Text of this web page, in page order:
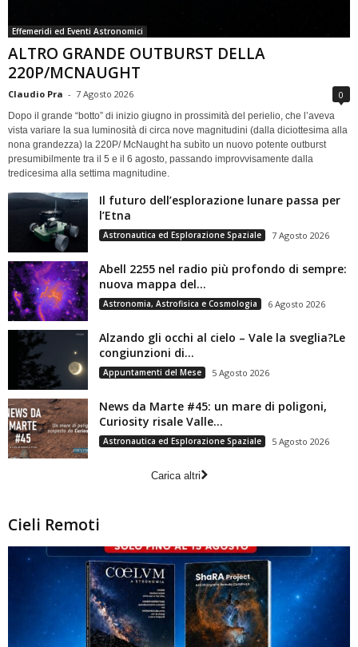
Effemeridi ed Eventi Astronomici
ALTRO GRANDE OUTBURST DELLA
220P/MCNAUGHT
Claudio Pra - 7 Agosto 2026 0
Dopo il grande “botto” di inizio giugno in prossimità del perielio, che l’aveva
vista variare la sua luminosità di circa nove magnitudini (dalla diciottesima alla
nona grandezza) la 220P/ McNaught ha subìto un nuovo potente outburst
presumibilmente tra il 5 e il 6 agosto, passando improvvisamente dalla
tredicesima alla settima magnitudine.
Il futuro dell’esplorazione lunare passa per
l’Etna
Astronautica ed Esplorazione Spaziale 7 Agosto 2026
Abell 2255 nel radio più profondo di sempre:
nuova mappa del...
Astronomia, Astrofisica e Cosmologia 6 Agosto 2026
Alzando gli occhi al cielo – Vale la sveglia?Le
congiunzioni di...
Appuntamenti del Mese 5 Agosto 2026
News da Marte #45: un mare di poligoni,
Curiosity risale Valle...
Astronautica ed Esplorazione Spaziale 5 Agosto 2026
Carica altri
Cieli Remoti